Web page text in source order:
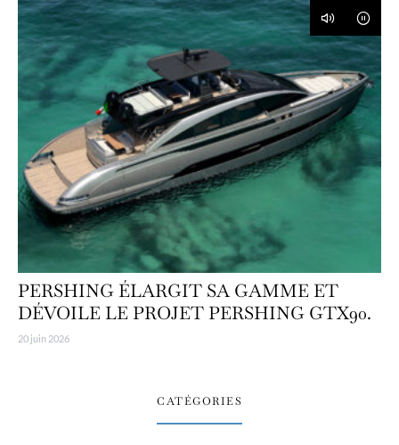
PERSHING ÉLARGIT SA GAMME ET
DÉVOILE LE PROJET PERSHING GTX90.
20 juin 2026
CATÉGORIES